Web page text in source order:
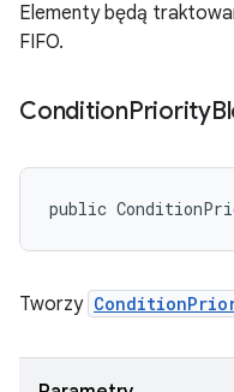
Elementy będą
FIFO.
ConditionPriority
public
Tworzy